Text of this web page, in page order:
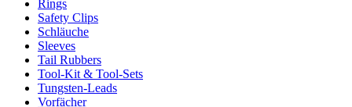
Rings
Safety Clips
Schläuche
Sleeves
Tail Rubbers
Tool-Kit & Tool-Sets
Tungsten-Leads
Vorfächer